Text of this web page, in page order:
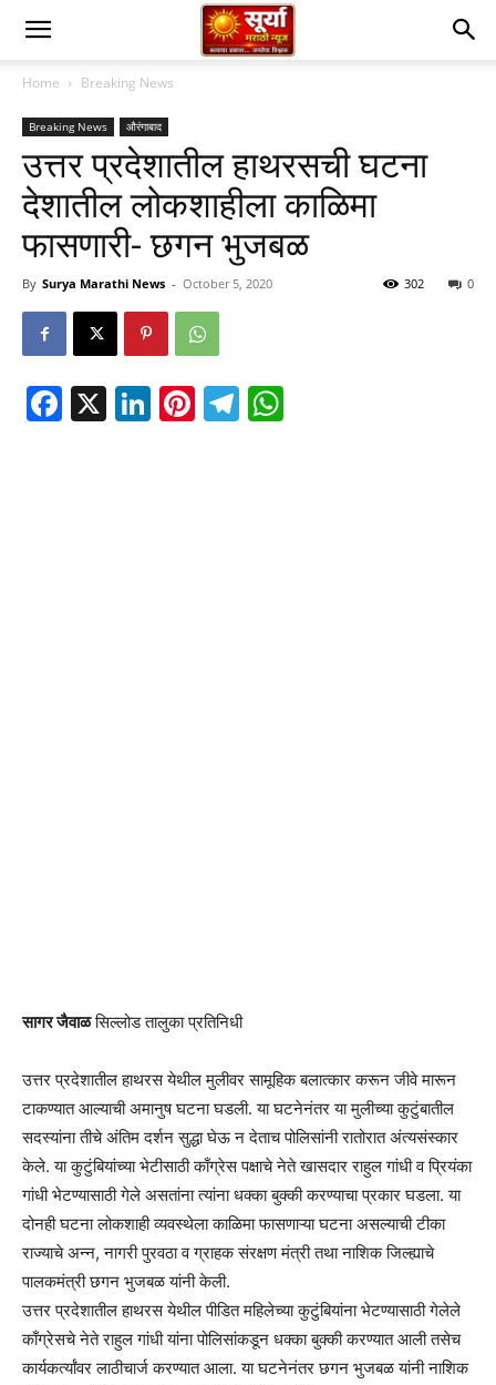
Home Breaking News
Breaking News औरंगाबाद
उत्तर प्रदेशातील हाथरसची घटना
देशातील लोकशाहीला काळिमा
फासणारी- छगन भुजबळ
By Surya Marathi News - October 5, 2020 0
302
Facebook
X LinkedIn
Pinterest
Telegram
सागर जैवाळसिल्लोड तालुका प्रतिनिधी
उत्तर प्रदेशातील हाथरस येथील मुलीवर सामूहिक बलात्कार करून जीवे मारून
टाकण्यात आल्याची अमानुष घटना घडली. या घटनेनंतर या मुलीच्या कुटुंबातील
सदस्यांना तीचे अंतिम दर्शन सुद्धा घेऊ न देताच पोलिसांनी रातोरात अंत्यसंस्कार
केले. या कुटुंबियांच्या भेटीसाठी काँग्रेस पक्षाचे नेते खासदार राहुल गांधी व प्रियंका
गांधी भेटण्यासाठी गेले असतांना त्यांना धक्का बुक्की करण्याचा प्रकार घडला. या
दोनही घटना लोकशाही व्यवस्थेला काळिमा फासणाऱ्या घटना असल्याची टीका
राज्याचे अन्न, नागरी पुरवठा व ग्राहक संरक्षण मंत्री तथा नाशिक जिल्ह्याचे
पालकमंत्री छगन भुजबळ यांनी केली.
उत्तर प्रदेशातील हाथरस येथील पीडित महिलेच्या कुटुंबियांना भेटण्यासाठी गेलेले
काँग्रेसचे नेते राहुल गांधी यांना पोलिसांकडून धक्का बुक्की करण्यात आली तसेच
कार्यकर्त्यांवर लाठीचार्ज करण्यात आला. या घटनेनंतर छगन भुजबळ यांनी नाशिक